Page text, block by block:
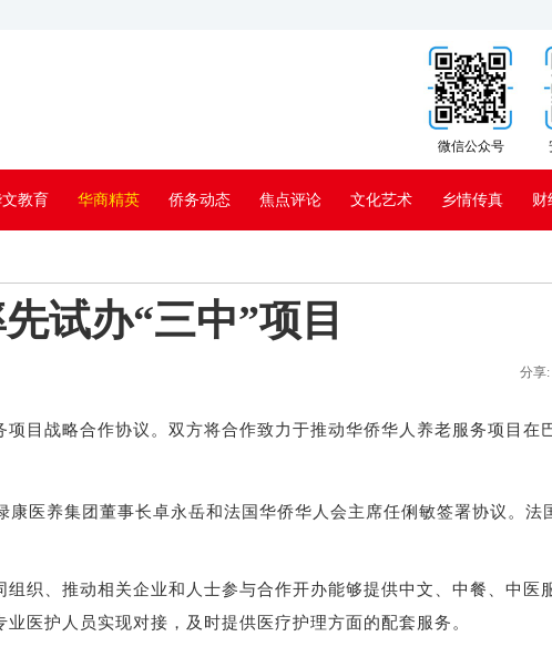
微信公众号
教育 华商精英 侨务动态 焦点评论 文化艺术 乡情传真 财
试办“三中”项目
分享:
目战略合作协议。双方将合作致力于推动华侨华人养老服务项目在
养集团董事长卓永岳和法国华侨华人会主席任俐敏签署协议。法
、推动相关企业和人士参与合作开办能够提供中文、中餐、中医
医护人员实现对接，及时提供医疗护理方面的配套服务。